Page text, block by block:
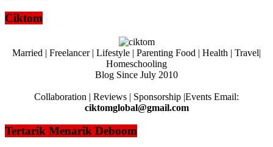
Ciktom
Married | Freelancer | Lifestyle | Parenting Food | Health | Travel|
Homeschooling
Blog Since July 2010
Collaboration | Reviews | Sponsorship |Events Email:
ciktomglobal@gmail.com
Tertarik Menarik Deboom